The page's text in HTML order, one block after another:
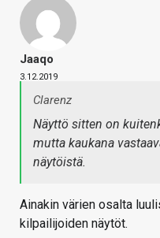
Jaaqo
3.12.2019
Clarenz
Näyttö sitten on
mutta kaukana
näytöistä.
Ainakin värien osalta
kilpailijoiden näytöt.